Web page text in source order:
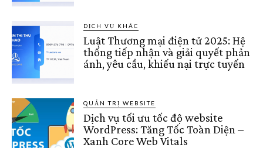
DỊCH VỤ KHÁC
Luật Thương mại điện tử 2025: Hệ
thống tiếp nhận và giải quyết phản
ánh, yêu cầu, khiếu nại trực tuyến
QUẢN TRỊ WEBSITE
Dịch vụ tối ưu tốc độ website
WordPress: Tăng Tốc Toàn Diện –
Xanh Core Web Vitals